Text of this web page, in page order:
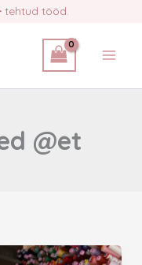
tehtud tööd.
@et